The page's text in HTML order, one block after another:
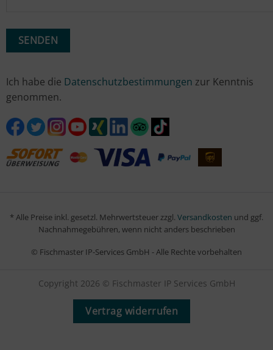
Ich habe die Datenschutzbestimmungen zur Kenntnis
genommen.
* Alle Preise inkl. gesetzl. Mehrwertsteuer zzgl. Versandkosten und ggf.
Nachnahmegebühren, wenn nicht anders beschrieben
© Fischmaster IP-Services GmbH - Alle Rechte vorbehalten
Copyright 2026 © Fischmaster IP Services GmbH
Vertrag widerrufen